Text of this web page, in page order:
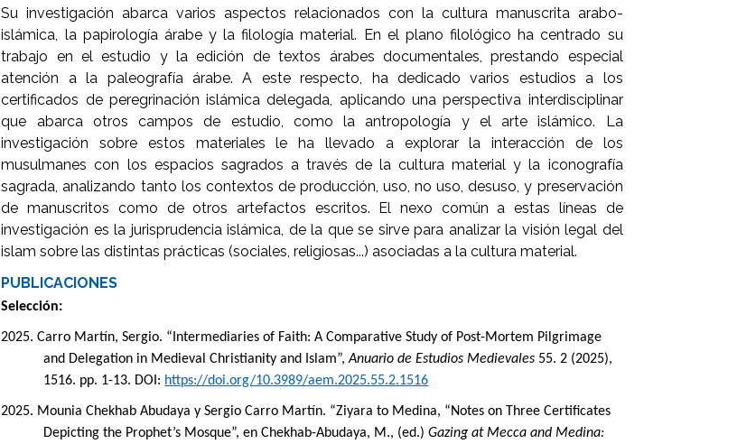
Su investigación abarca varios aspectos relacionados con la cultura manuscrita arabo-
islámica, la papirología árabe y la filología material. En el plano filológico ha centrado su
trabajo en el estudio y la edición de textos árabes documentales, prestando especial
atención a la paleografía árabe. A este respecto, ha dedicado varios estudios a los
certificados de peregrinación islámica delegada, aplicando una perspectiva interdisciplinar
que abarca otros campos de estudio, como la antropología y el arte islámico. La
investigación sobre estos materiales le ha llevado a explorar la interacción de los
musulmanes con los espacios sagrados a través de la cultura material y la iconografía
sagrada, analizando tanto los contextos de producción, uso, no uso, desuso, y preservación
de manuscritos como de otros artefactos escritos. El nexo común a estas líneas de
investigación es la jurisprudencia islámica, de la que se sirve para analizar la visión legal del
islam sobre las distintas prácticas (sociales, religiosas...) asociadas a la cultura material.
PUBLICACIONES
Selección:
2025. Carro Martín, Sergio. “Intermediaries of Faith: A Comparative Study of Post-Mortem Pilgrimage
and Delegation in Medieval Christianity and Islam”,Anuario de Estudios Medievales 55. 2 (2025),
1516. pp. 1-13. DOI: https://doi.org/10.3989/aem.2025.55.2.1516
2025. Mounia Chekhab Abudaya y Sergio Carro Martín. “Ziyara to Medina, “Notes on Three Certificates
Depicting the Prophet’s Mosque”, en Chekhab-Abudaya, M., (ed.)Gazing at Mecca and Medina: